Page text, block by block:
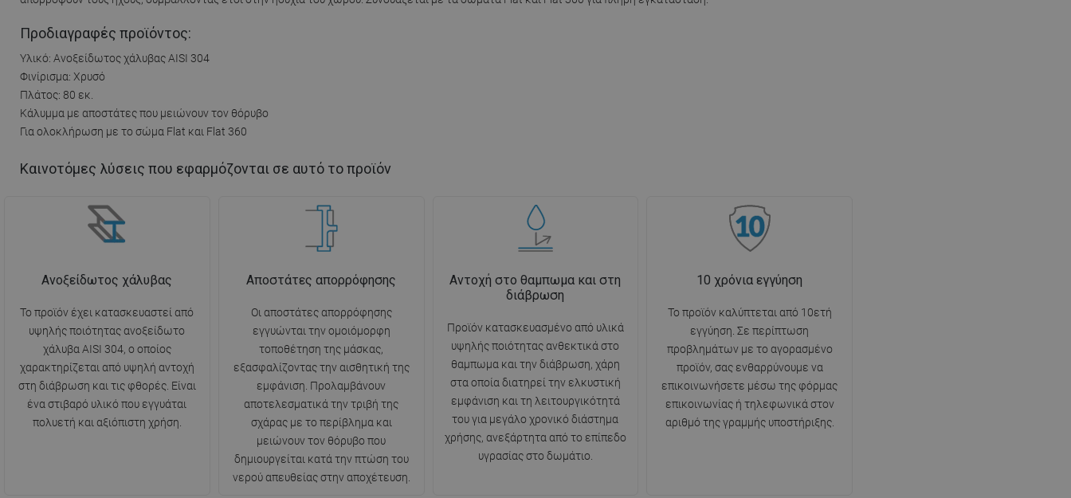
Προδιαγραφές προϊόντος:
Υλικό: Ανοξείδωτος χάλυβας AISI 304
Φινίρισμα: Χρυσό
Πλάτος: 80 εκ.
Κάλυμμα με αποστάτες που μειώνουν τον θόρυβο
Για ολοκλήρωση με το σώμα Flat και Flat 360
Καινοτόμες λύσεις που εφαρμόζονται σε αυτό το προϊόν
Ανοξείδωτος χάλυβας
Το προϊόν έχει κατασκευαστεί από
υψηλής ποιότητας ανοξείδωτο
χάλυβα AISI 304, ο οποίος
χαρακτηρίζεται από υψηλή αντοχή
στη διάβρωση και τις φθορές. Είναι
ένα στιβαρό υλικό που εγγυάται
πολυετή και αξιόπιστη χρήση.
Αποστάτες απορρόφησης
Οι αποστάτες απορρόφησης
εγγυώνται την ομοιόμορφη
τοποθέτηση της μάσκας,
εξασφαλίζοντας την αισθητική της
εμφάνιση. Προλαμβάνουν
αποτελεσματικά την τριβή της
σχάρας με το περίβλημα και
μειώνουν τον θόρυβο που
δημιουργείται κατά την πτώση του
νερού απευθείας στην αποχέτευση.
Αντοχή στο θαμπωμα και στη
διάβρωση
Προϊόν κατασκευασμένο από υλικά
υψηλής ποιότητας ανθεκτικά στο
θαμπωμα και την διάβρωση, χάρη
στα οποία διατηρεί την ελκυστική
εμφάνιση και τη λειτουργικότητά
του για μεγάλο χρονικό διάστημα
χρήσης, ανεξάρτητα από το επίπεδο
υγρασίας στο δωμάτιο.
10 χρόνια εγγύηση
Το προϊόν καλύπτεται από 10ετή
εγγύηση. Σε περίπτωση
προβλημάτων με το αγορασμένο
προϊόν, σας ενθαρρύνουμε να
επικοινωνήσετε μέσω της φόρμας
επικοινωνίας ή τηλεφωνικά στον
αριθμό της γραμμής υποστήριξης.